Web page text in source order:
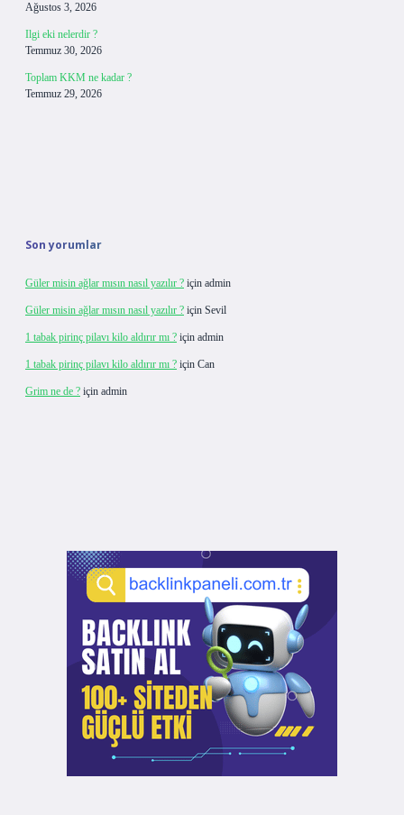
Ağustos 3, 2026
Ilgi eki nelerdir ?
Temmuz 30, 2026
Toplam KKM ne kadar ?
Temmuz 29, 2026
Son yorumlar
Güler misin ağlar mısın nasıl yazılır ? için admin
Güler misin ağlar mısın nasıl yazılır ? için Sevil
1 tabak pirinç pilavı kilo aldırır mı ? için admin
1 tabak pirinç pilavı kilo aldırır mı ? için Can
Grim ne de ? için admin